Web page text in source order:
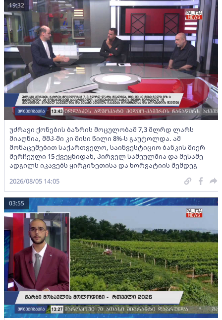
უძრავი ქონების ბაზრის მოცულობამ 7,3 მლრდ ლარს
მიაღწია, მშპ-ში კი მისი წილი 8%-ს გაუტოლდა. ამ
მონაცემებით საქართველო, საინვესტიციო ბანკის მიერ
შერჩეული 15 ქვეყნიდან, პირველ სამეულშია და მესამე
ადგილს იკავებს ყირგიზეთისა და ხორვატიის შემდეგ
19:32
2026/08/05 14:05
03:55